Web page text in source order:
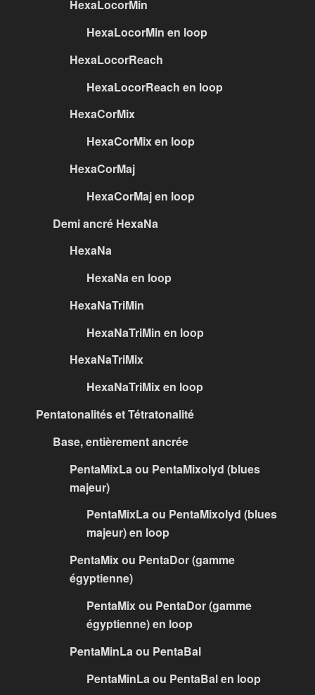
HexaLocorMin
HexaLocorMin en loop
HexaLocorReach
HexaLocorReach en loop
HexaCorMix
HexaCorMix en loop
HexaCorMaj
HexaCorMaj en loop
Demi ancré HexaNa
HexaNa
HexaNa en loop
HexaNaTriMin
HexaNaTriMin en loop
HexaNaTriMix
HexaNaTriMix en loop
Pentatonalités et Tétratonalité
Base, entièrement ancrée
PentaMixLa ou PentaMixolyd (blues
majeur)
PentaMixLa ou PentaMixolyd (blues
majeur) en loop
PentaMix ou PentaDor (gamme
égyptienne)
PentaMix ou PentaDor (gamme
égyptienne) en loop
PentaMinLa ou PentaBal
PentaMinLa ou PentaBal en loop